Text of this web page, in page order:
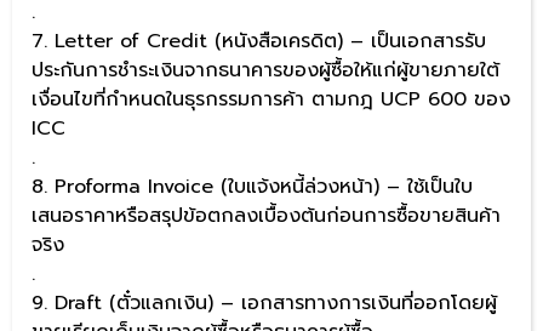
.
7. Letter of Credit (หนังสือเครดิต) – เป็นเอกสารรับ
ประกันการชำระเงินจากธนาคารของผู้ซื้อให้แก่ผู้ขายภายใต้
เงื่อนไขที่กำหนดในธุรกรรมการค้า ตามกฎ UCP 600 ของ
ICC
.
8. Proforma Invoice (ใบแจ้งหนี้ล่วงหน้า) – ใช้เป็นใบ
เสนอราคาหรือสรุปข้อตกลงเบื้องต้นก่อนการซื้อขายสินค้า
จริง
.
9. Draft (ตั๋วแลกเงิน) – เอกสารทางการเงินที่ออกโดยผู้